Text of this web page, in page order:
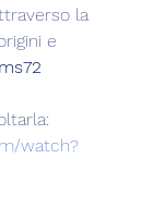
la
e
watch?